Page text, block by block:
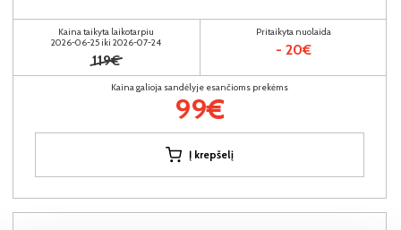
Kaina taikyta laikotarpiu
2026-06-25 iki 2026-07-24
119€
Pritaikyta nuolaida
- 20€
Kaina galioja sandėlyje esančioms prekėms
99€
Į krepšelį